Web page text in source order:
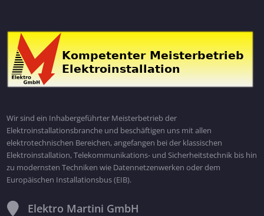
Wir sind ein Inhabergeführter Meisterbetrieb der
Elektroinstallationsbranche und beschäftigen uns mit allen
elektrotechnischen Bereichen, angefangen bei der klassischen
Elektroinstallation, Telekommunikations- und Sicherheitstechnik bis hin
zu modernsten Techniken wie Datennetzenwerken oder dem
Europäischen Installationsbus (EIB).
Elektro Martini GmbH